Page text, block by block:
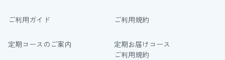
ご利用ガイド ご利用規約
定期コースのご案内
定期お届けコース
ご利用規約